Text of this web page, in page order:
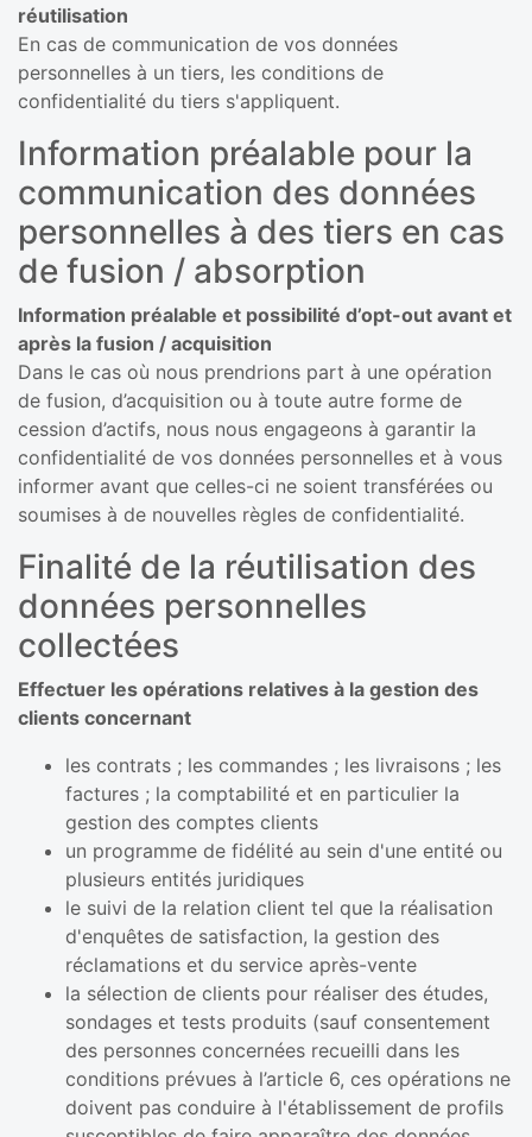
réutilisation
En cas de communication de vos données
personnelles à un tiers, les conditions de
confidentialité du tiers s'appliquent.
Information préalable pour la
communication des données
personnelles à des tiers en cas
de fusion / absorption
Information préalable et possibilité d’opt-out avant et
après la fusion / acquisition
Dans le cas où nous prendrions part à une opération
de fusion, d’acquisition ou à toute autre forme de
cession d’actifs, nous nous engageons à garantir la
confidentialité de vos données personnelles et à vous
informer avant que celles-ci ne soient transférées ou
soumises à de nouvelles règles de confidentialité.
Finalité de la réutilisation des
données personnelles
collectées
Effectuer les opérations relatives à la gestion des
clients concernant
les contrats ; les commandes ; les livraisons ; les
factures ; la comptabilité et en particulier la
gestion des comptes clients
un programme de fidélité au sein d'une entité ou
plusieurs entités juridiques
le suivi de la relation client tel que la réalisation
d'enquêtes de satisfaction, la gestion des
réclamations et du service après-vente
la sélection de clients pour réaliser des études,
sondages et tests produits (sauf consentement
des personnes concernées recueilli dans les
conditions prévues à l’article 6, ces opérations ne
doivent pas conduire à l'établissement de profils